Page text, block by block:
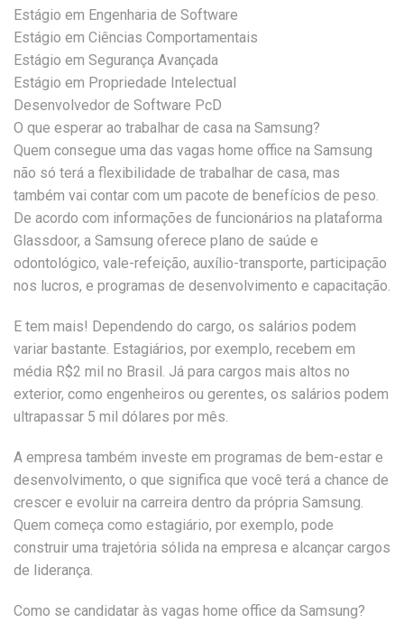
Estágio em Engenharia de Software
Estágio em Ciências Comportamentais
Estágio em Segurança Avançada
Estágio em Propriedade Intelectual
Desenvolvedor de Software PcD
O que esperar ao trabalhar de casa na Samsung?
Quem consegue uma das vagas home office na Samsung
não só terá a flexibilidade de trabalhar de casa, mas
também vai contar com um pacote de benefícios de peso.
De acordo com informações de funcionários na plataforma
Glassdoor, a Samsung oferece plano de saúde e
odontológico, vale-refeição, auxílio-transporte, participação
nos lucros, e programas de desenvolvimento e capacitação.
E tem mais! Dependendo do cargo, os salários podem
variar bastante. Estagiários, por exemplo, recebem em
média R$2 mil no Brasil. Já para cargos mais altos no
exterior, como engenheiros ou gerentes, os salários podem
ultrapassar 5 mil dólares por mês.
A empresa também investe em programas de bem-estar e
desenvolvimento, o que significa que você terá a chance de
crescer e evoluir na carreira dentro da própria Samsung.
Quem começa como estagiário, por exemplo, pode
construir uma trajetória sólida na empresa e alcançar cargos
de liderança.
Como se candidatar às vagas home office da Samsung?